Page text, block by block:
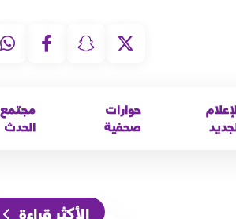
حوارات
صحفية
مجتمع
الحدث
الأكثر قراءة